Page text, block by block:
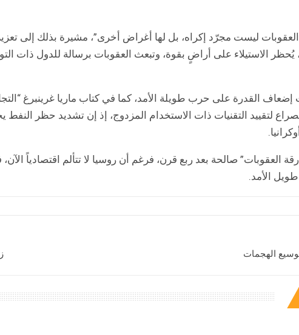
ليست مجرّد إكراه، بل لها أغراض أخرى”، مشيرة بذلك إلى تعزيز
يُحظر الاستيلاء على أراضٍ بقوة، وتبعث العقوبات برسالة للدول ذات
القدرة على حرب طويلة الأمد، كما في كتاب ماريا غرينبرغ
لتقييد التقنيات ذات الاستخدام المزدوج، إذ إن تشديد حظر النفط
العقوبات” صالحة بعد ربع قرن، فرغم أن روسيا لا تتألم اقتصادياً
الأمد.
الهجمات